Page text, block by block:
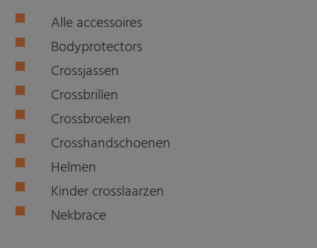
Alle accessoires
Bodyprotectors
Crossjassen
Crossbrillen
Crossbroeken
Crosshandschoenen
Helmen
Kinder crosslaarzen
Nekbrace